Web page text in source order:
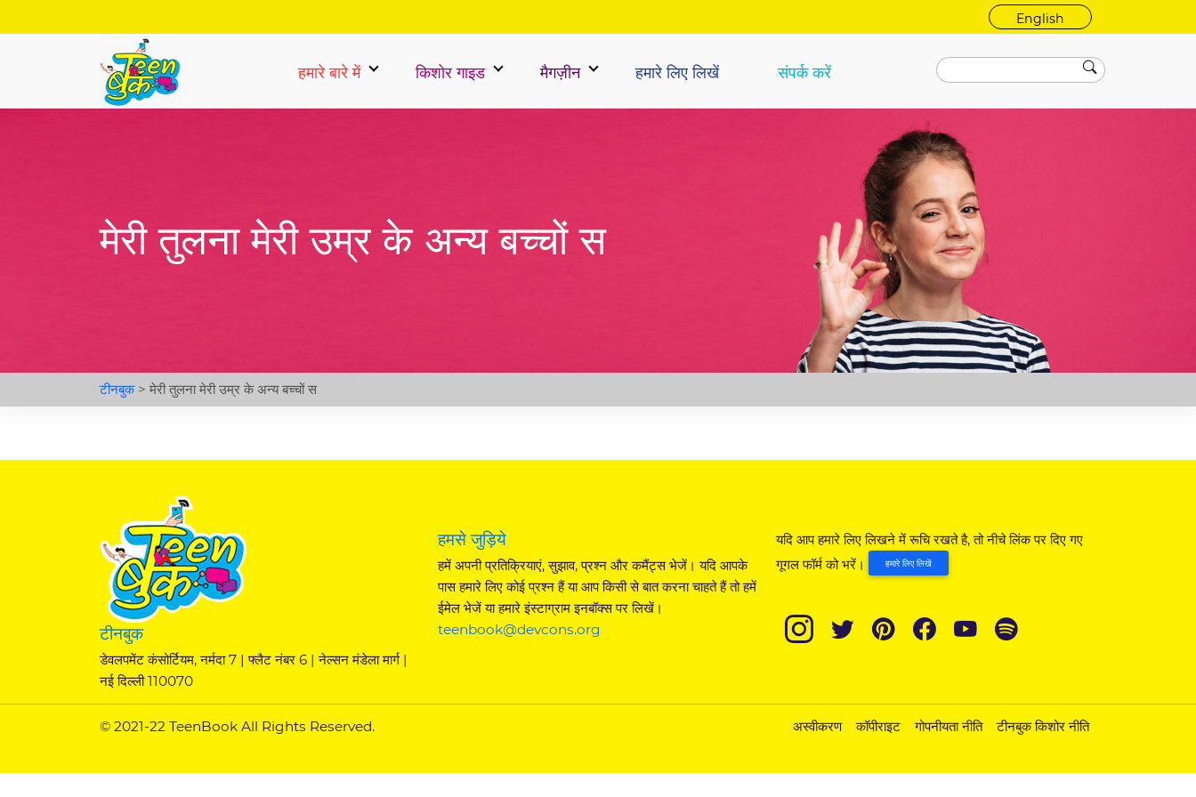
English
हमारे बारे में किशोर गाइड मैगज़ीन हमारे लिए लिखें संपर्क करें
मेरी तुलना मेरी उम्र के अन्य बच्चों स
टीनबुक> मेरी तुलना मेरी उम्र के अन्य बच्चों स
टीनबुक
डेवलपमेंट कंसोर्टियम, नर्मदा 7 | फ्लैट नंबर 6 | नेल्सन मंडेला मार्ग |
नई दिल्ली 110070
हमसे जुड़िये
हमें अपनी प्रतिक्रियाएं, सुझाव, प्रश्न और कमैंट्स भेजें। यदि आपके
पास हमारे लिए कोई प्रश्न हैं या आप किसी से बात करना चाहते हैं तो हमें
ईमेल भेजें या हमारे इंस्टाग्राम इनबॉक्स पर लिखें।
teenbook@devcons.org
यदि आप हमारे लिए लिखने में रूचि रखते है, तो नीचे लिंक पर दिए गए
गूगल फॉर्म को भरें।
हमारे लिए लिखें
© 2021-22 TeenBook All Rights Reserved. अस्वीकरण कॉपीराइट गोपनीयता नीति टीनबुक किशोर नीति